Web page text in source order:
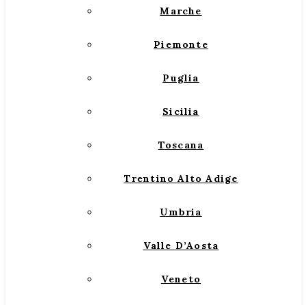
Marche
Piemonte
Puglia
Sicilia
Toscana
Trentino Alto Adige
Umbria
Valle D’Aosta
Veneto